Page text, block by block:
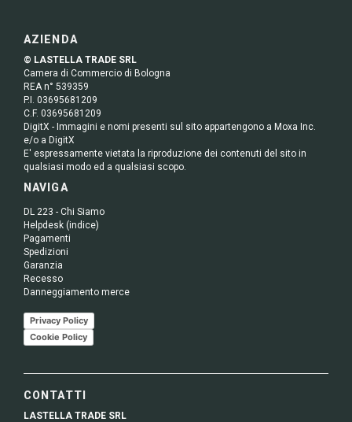
AZIENDA
© LASTELLA TRADE SRL
Camera di Commercio di Bologna
REA n° 539359
P.I. 03695681209
C.F. 03695681209
DigitX - Immagini e nomi presenti sul sito appartengono a Moxa Inc.
e/o a DigitX
E' espressamente vietata la riproduzione dei contenuti del sito in
qualsiasi modo ed a qualsiasi scopo.
NAVIGA
DL 223 - Chi Siamo
Helpdesk (indice)
Pagamenti
Spedizioni
Garanzia
Recesso
Danneggiamento merce
Privacy Policy
Cookie Policy
CONTATTI
LASTELLA TRADE SRL